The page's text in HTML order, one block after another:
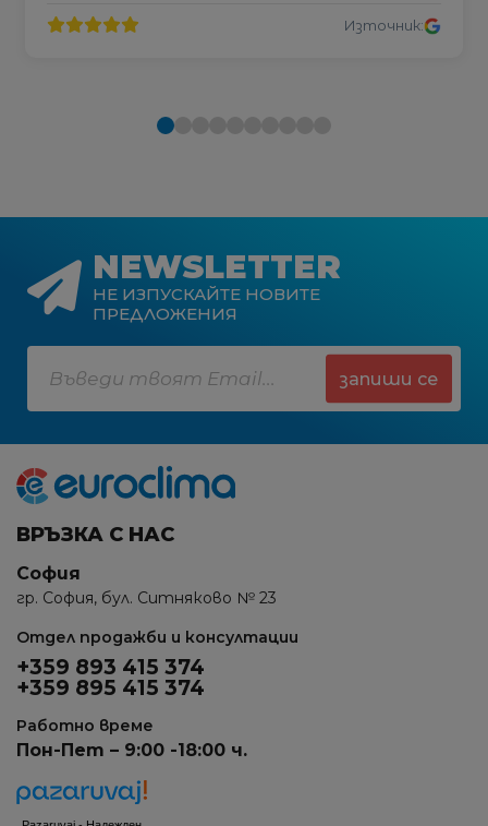
Източник:
NEWSLETTER
НЕ ИЗПУСКАЙТЕ НОВИТЕ
ПРЕДЛОЖЕНИЯ
запиши се
ВРЪЗКА С НАС
София
гр. София, бул. Ситняково № 23
Отдел продажби и консултации
+359 893 415 374
+359 895 415 374
Работно време
Пон-Пет – 9:00 -18:00 ч.